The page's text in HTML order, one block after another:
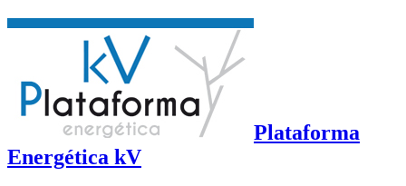
Plataforma
Energética kV